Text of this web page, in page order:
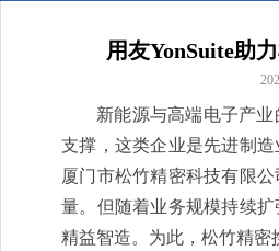
用友YonSuite助
新能源与高端电子产
支撑，这类企业是先进制
厦门市松竹精密科技有限
量。但随着业务规模持续
精益智造。为此，松竹精密